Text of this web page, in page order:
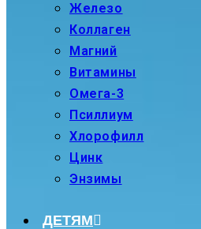
Железо
Коллаген
Магний
Витамины
Омега-3
Псиллиум
Хлорофилл
Цинк
Энзимы
ДЕТЯМ